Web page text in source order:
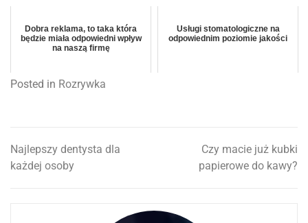
Dobra reklama, to taka która
będzie miała odpowiedni wpływ
na naszą firmę
Usługi stomatologiczne na
odpowiednim poziomie jakości
Posted in Rozrywka
Nawigacja
wpisu
Najlepszy dentysta dla
każdej osoby
Czy macie już kubki
papierowe do kawy?